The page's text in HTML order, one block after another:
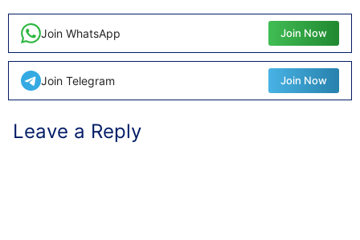
Join WhatsApp Join Now
Join Telegram Join Now
Leave a Reply